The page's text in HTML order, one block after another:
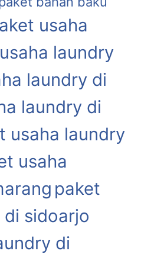
usaha
laundry
laundry di
laundry di
usaha laundry
usaha
paket
di sidoarjo
di